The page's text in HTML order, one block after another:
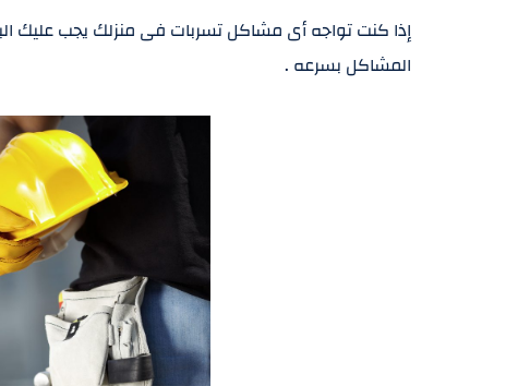
إذا كنت تواجه أى مشاكل تسربات فى منزلك يجب عليك
المشاكل بسرعه .